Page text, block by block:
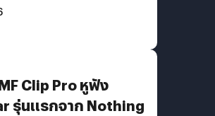
FRIENDS
Clip Pro หูฟัง
รุ่นแรกจาก Nothing